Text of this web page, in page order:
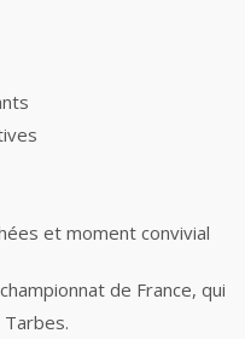
et moment convivial
de France, qui